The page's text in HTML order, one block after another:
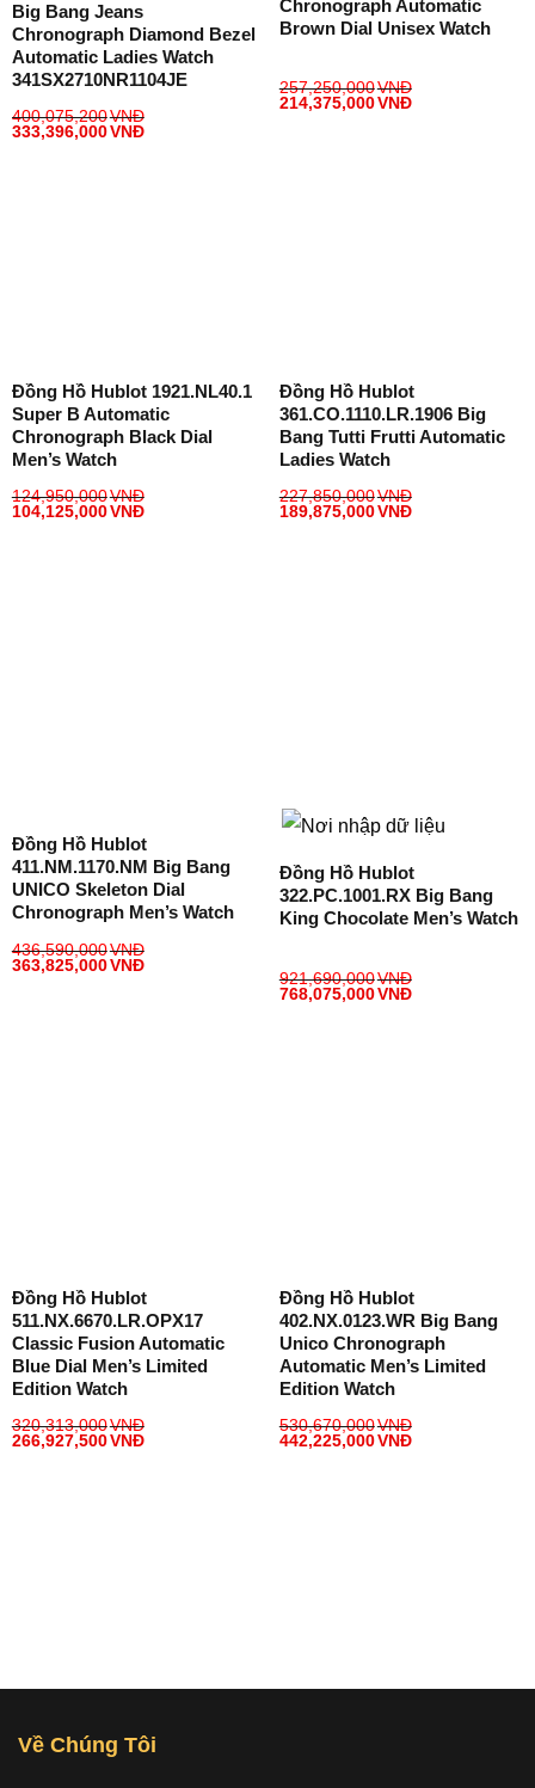
Big Bang Jeans
Chronograph Diamond Bezel
Automatic Ladies Watch
341SX2710NR1104JE
400,075,200VNĐ
333,396,000VNĐ
Chronograph Automatic
Brown Dial Unisex Watch
257,250,000VNĐ
214,375,000VNĐ
Đồng Hồ Hublot 1921.NL40.1
Super B Automatic
Chronograph Black Dial
Men’s Watch
124,950,000VNĐ
104,125,000VNĐ
Đồng Hồ Hublot
361.CO.1110.LR.1906 Big
Bang Tutti Frutti Automatic
Ladies Watch
227,850,000VNĐ
189,875,000VNĐ
Đồng Hồ Hublot
411.NM.1170.NM Big Bang
UNICO Skeleton Dial
Chronograph Men’s Watch
436,590,000VNĐ
363,825,000VNĐ
Đồng Hồ Hublot
322.PC.1001.RX Big Bang
King Chocolate Men’s Watch
921,690,000VNĐ
768,075,000VNĐ
Đồng Hồ Hublot
511.NX.6670.LR.OPX17
Classic Fusion Automatic
Blue Dial Men’s Limited
Edition Watch
320,313,000VNĐ
266,927,500VNĐ
Đồng Hồ Hublot
402.NX.0123.WR Big Bang
Unico Chronograph
Automatic Men’s Limited
Edition Watch
530,670,000VNĐ
442,225,000VNĐ
Về Chúng Tôi